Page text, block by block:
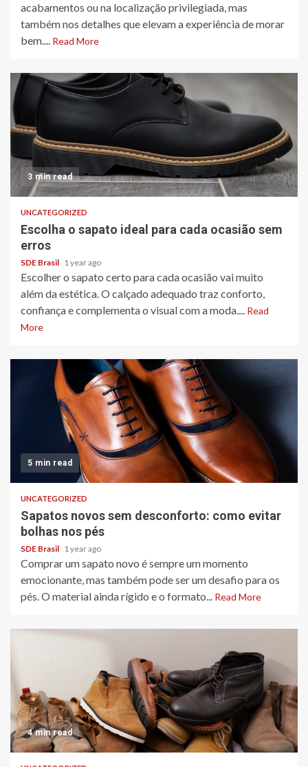
acabamentos ou na localização privilegiada, mas
também nos detalhes que elevam a experiência de morar
bem.... Read More
3 min read
UNCATEGORIZED
Escolha o sapato ideal para cada ocasião sem
erros
SDE Brasil 1 year ago
Escolher o sapato certo para cada ocasião vai muito
além da estética. O calçado adequado traz conforto,
confiança e complementa o visual com a moda.... Read
More
5 min read
UNCATEGORIZED
Sapatos novos sem desconforto: como evitar
bolhas nos pés
SDE Brasil 1 year ago
Comprar um sapato novo é sempre um momento
emocionante, mas também pode ser um desafio para os
pés. O material ainda rígido e o formato... Read More
4 min read